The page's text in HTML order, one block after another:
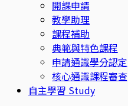
開課申請
教學助理
課程補助
典範與特色課程
申請通識學分認定
核心通識課程審查
自主學習 Study